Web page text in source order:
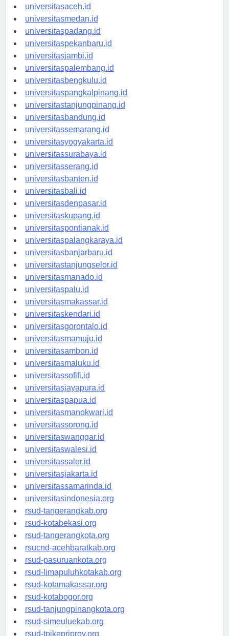
universitasaceh.id
universitasmedan.id
universitaspadang.id
universitaspekanbaru.id
universitasjambi.id
universitaspalembang.id
universitasbengkulu.id
universitaspangkalpinang.id
universitastanjungpinang.id
universitasbandung.id
universitassemarang.id
universitasyogyakarta.id
universitassurabaya.id
universitasserang.id
universitasbanten.id
universitasbali.id
universitasdenpasar.id
universitaskupang.id
universitaspontianak.id
universitaspalangkaraya.id
universitasbanjarbaru.id
universitastanjungselor.id
universitasmanado.id
universitaspalu.id
universitasmakassar.id
universitaskendari.id
universitasgorontalo.id
universitasmamuju.id
universitasambon.id
universitasmaluku.id
universitassofifi.id
universitasjayapura.id
universitaspapua.id
universitasmanokwari.id
universitassorong.id
universitaswanggar.id
universitaswalesi.id
universitassalor.id
universitasjakarta.id
universitassamarinda.id
universitasindonesia.org
rsud-tangerangkab.org
rsud-kotabekasi.org
rsud-tangerangkota.org
rsucnd-acehbaratkab.org
rsud-pasuruankota.org
rsud-limapuluhkotakab.org
rsud-kotamakassar.org
rsud-kotabogor.org
rsud-tanjungpinangkota.org
rsud-simeuluekab.org